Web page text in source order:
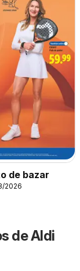
de bazar
2026
de Aldi